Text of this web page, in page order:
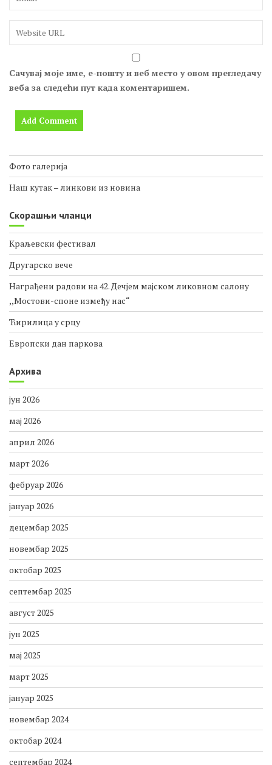
Сачувај моје име, е-пошту и веб место у овом прегледачу
веба за следећи пут када коментаришем.
Фото галерија
Наш кутак – линкови из новина
Скорашњи чланци
Краљевски фестивал
Другарско вече
Награђени радови на 42. Дечјем мајском ликовном салону
,,Мостови-споне између нас“
Ћирилица у срцу
Европски дан паркова
Архива
јун 2026
мај 2026
април 2026
март 2026
фебруар 2026
јануар 2026
децембар 2025
новембар 2025
октобар 2025
септембар 2025
август 2025
јун 2025
мај 2025
март 2025
јануар 2025
новембар 2024
октобар 2024
септембар 2024